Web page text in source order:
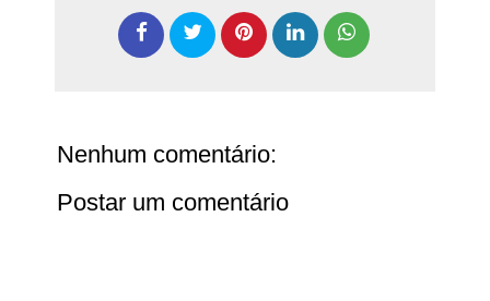
Nenhum comentário:
Postar um comentário